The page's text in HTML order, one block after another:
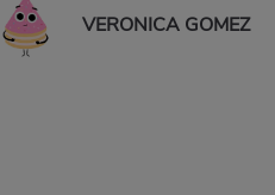
VERONICA GOMEZ